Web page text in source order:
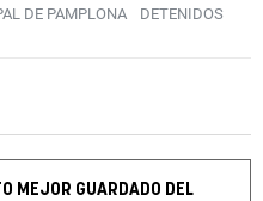
DE PAMPLONA
DETENIDOS
MEJOR GUARDADO DEL